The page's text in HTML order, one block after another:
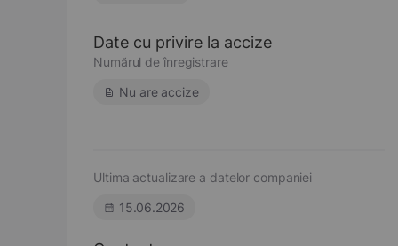
Date cu privire la accize
Numărul de înregistrare
Nu are accize
Ultima actualizare a datelor companiei
15.06.2026